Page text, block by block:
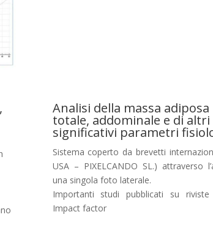
Analisi della massa adiposa
totale, addominale e di altri
significativi parametri
Sistema coperto da brevetti
USA – PIXELCANDO SL.) attraverso
una singola foto laterale.
Importanti studi pubblicati su
Impact factor